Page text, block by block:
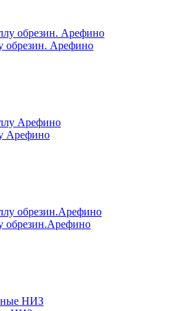
обрезин. Арефино
Арефино
обрезин.Арефино